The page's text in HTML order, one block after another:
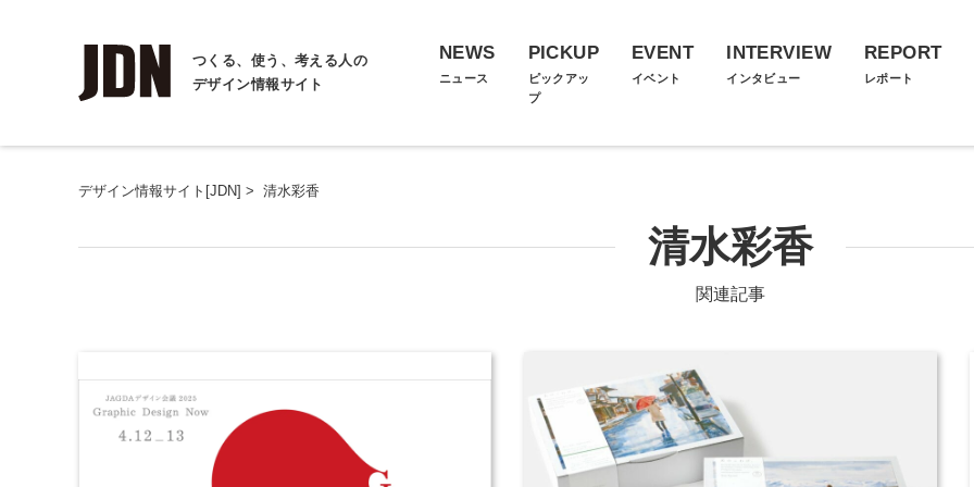
つくる、使う、考える人の
デザイン情報サイト
NEWS
ニュース
PICKUP
ピックアッ
プ
EVENT
イベント
INTERVIEW
インタビュー
REPORT
レポート
デザイン情報サイト[JDN] > 清水彩香
清水彩香
関連記事